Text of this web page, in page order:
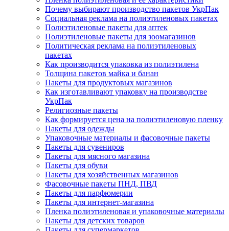
Почему выбирают производство пакетов УкрПак
Социальная реклама на полиэтиленовых пакетах
Полиэтиленовые пакеты для аптек
Полиэтиленовые пакеты для зоомагазинов
Политическая реклама на полиэтиленовых
пакетах
Как производится упаковка из полиэтилена
Толщина пакетов майка и банан
Пакеты для продуктовых магазинов
Как изготавливают упаковку на производстве
УкрПак
Религиозные пакеты
Как формируется цена на полиэтиленовую пленку
Пакеты для одежды
Упаковочные материалы и фасовочные пакеты
Пакеты для сувениров
Пакеты для мясного магазина
Пакеты для обуви
Пакеты для хозяйственных магазинов
Фасовочные пакеты ПНД, ПВД
Пакеты для парфюмерии
Пакеты для интернет-магазина
Пленка полиэтиленовая и упаковочные материалы
Пакеты для детских товаров